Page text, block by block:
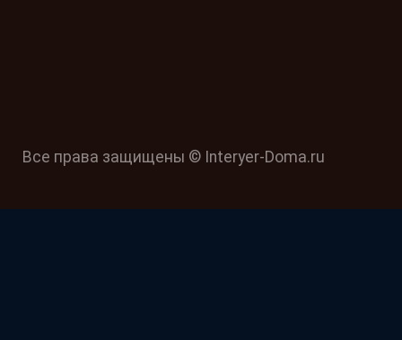
Все права защищены © Interyer-Doma.ru